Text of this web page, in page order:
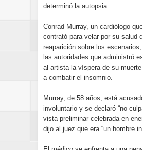
determinó la autopsia.
Conrad Murray, un cardiólogo
contrató para velar por su salud
reaparición sobre los
las autoridades que administró
al artista la víspera de su
a combatir el insomnio.
Murray, de 58 años, está
involuntario y se declaró “no
vista preliminar celebrada en
dijo al juez que era “un hombre